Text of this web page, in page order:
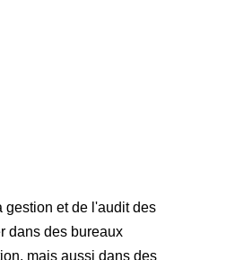
gestion et de l'audit des
dans des bureaux
mais aussi dans des